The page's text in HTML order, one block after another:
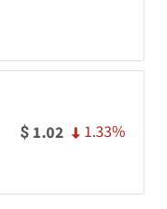
$ 1.02 1.33%